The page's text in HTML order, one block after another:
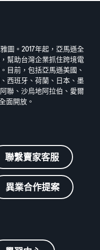
圖。2017年起，亞馬遜全
幫助台灣企業抓住跨境電
目前，包括亞馬遜美國、
西班牙、荷蘭、日本、墨
聯、沙烏地阿拉伯、愛爾
面開放。
聯繫賣家客服
異業合作提案